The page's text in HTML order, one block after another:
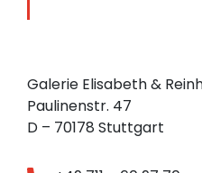
Galerie Elisabeth &
Paulinenstr. 47
D – 70178 Stuttgart